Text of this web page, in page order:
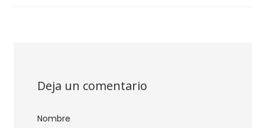
Deja un comentario